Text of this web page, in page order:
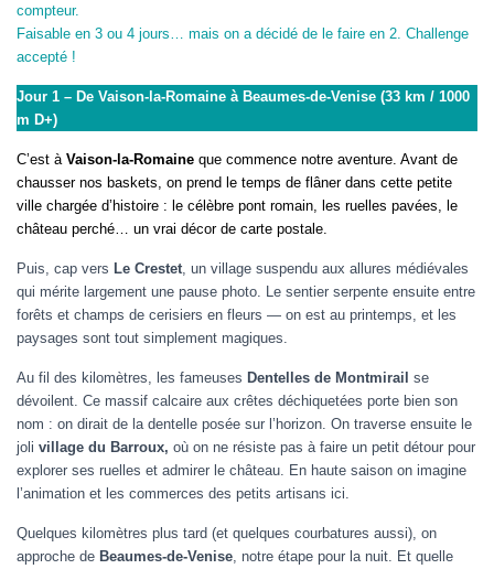
compteur.
Faisable en 3 ou 4 jours… mais on a décidé de le faire en 2. Challenge
accepté !
Jour 1 – De Vaison-la-Romaine à Beaumes-de-Venise (33 km / 1000
m D+)
C’est à Vaison-la-Romaine que commence notre aventure. Avant de
chausser nos baskets, on prend le temps de flâner dans cette petite
ville chargée d’histoire : le célèbre pont romain, les ruelles pavées, le
château perché… un vrai décor de carte postale.
Puis, cap vers Le Crestet , un village suspendu aux allures médiévales
qui mérite largement une pause photo. Le sentier serpente ensuite entre
forêts et champs de cerisiers en fleurs — on est au printemps, et les
paysages sont tout simplement magiques.
Au fil des kilomètres, les fameuses Dentelles de Montmirail se
dévoilent. Ce massif calcaire aux crêtes déchiquetées porte bien son
nom : on dirait de la dentelle posée sur l’horizon. On traverse ensuite le
joli village du Barroux, où on ne résiste pas à faire un petit détour pour
explorer ses ruelles et admirer le château. En haute saison on imagine
l’animation et les commerces des petits artisans ici.
Quelques kilomètres plus tard (et quelques courbatures aussi), on
approche de Beaumes-de-Venise , notre étape pour la nuit. Et quelle